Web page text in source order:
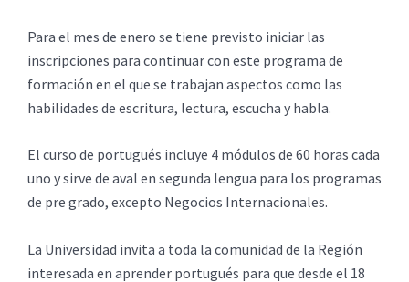
Para el mes de enero se tiene previsto iniciar las
inscripciones para continuar con este programa de
formación en el que se trabajan aspectos como las
habilidades de escritura, lectura, escucha y habla.
El curso de portugués incluye 4 módulos de 60 horas cada
uno y sirve de aval en segunda lengua para los programas
de pre grado, excepto Negocios Internacionales.
La Universidad invita a toda la comunidad de la Región
interesada en aprender portugués para que desde el 18